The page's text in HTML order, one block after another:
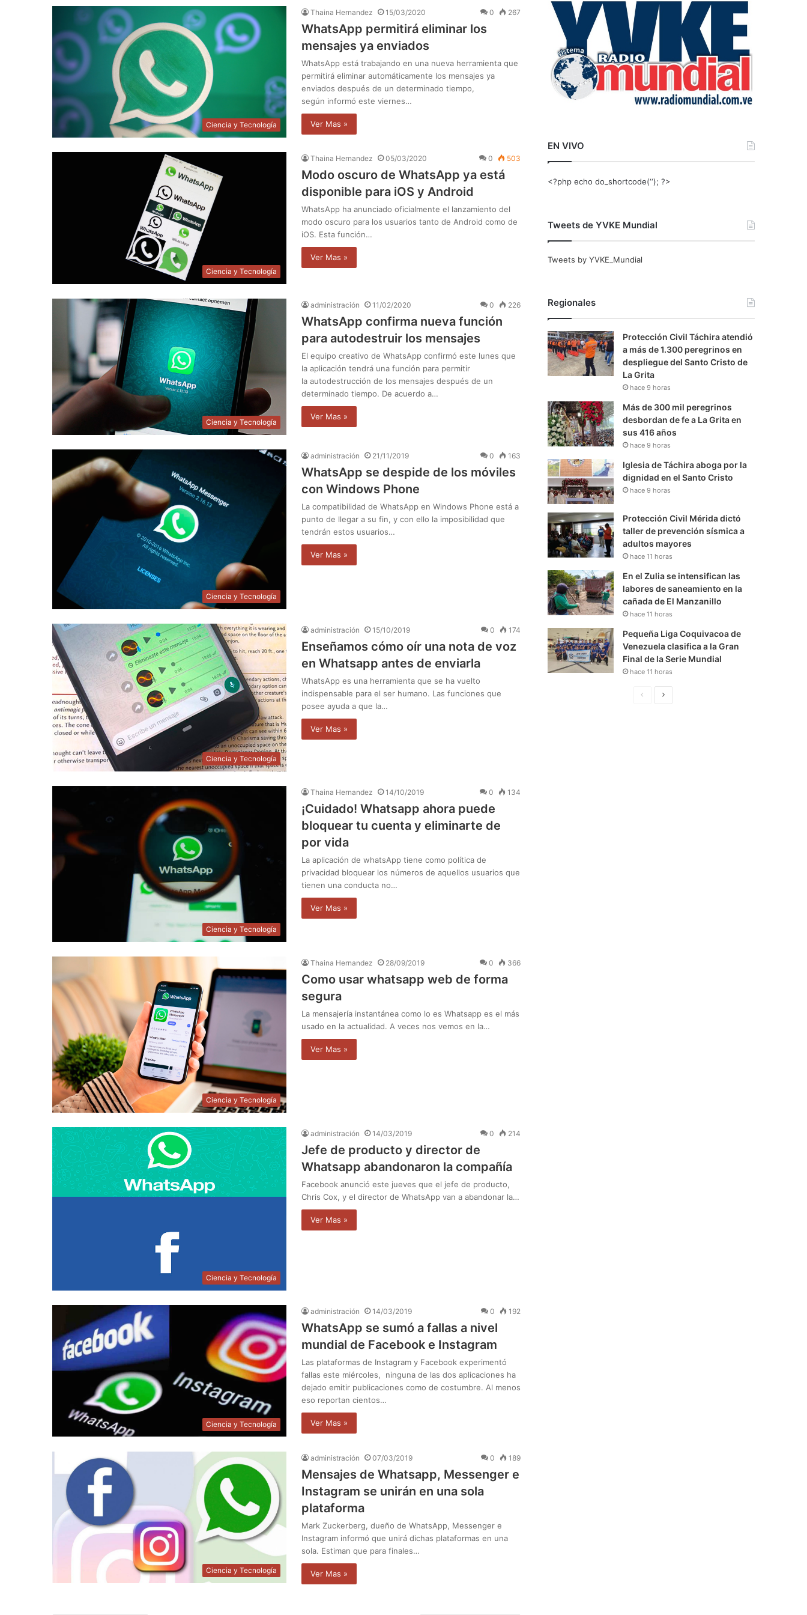
Ciencia y Tecnología
Thaina Hernandez 15/03/2020 0 267
WhatsApp permitirá eliminar los
mensajes ya enviados
WhatsApp está trabajando en una nueva herramienta que
permitirá eliminar automáticamente los mensajes ya
enviados después de un determinado tiempo,
según informó este viernes…
Ver Mas »
Ciencia y Tecnología
Thaina Hernandez 05/03/2020 0 503
Modo oscuro de WhatsApp ya está
disponible para iOS y Android
WhatsApp ha anunciado oficialmente el lanzamiento del
modo oscuro para los usuarios tanto de Android como de
iOS. Esta función…
Ver Mas »
Ciencia y Tecnología
administración 11/02/2020 0 226
WhatsApp confirma nueva función
para autodestruir los mensajes
El equipo creativo de WhatsApp confirmó este lunes que
la aplicación tendrá una función para permitir
la autodestrucción de los mensajes después de un
determinado tiempo. De acuerdo a…
Ver Mas »
Ciencia y Tecnología
administración 21/11/2019 0 163
WhatsApp se despide de los móviles
con Windows Phone
La compatibilidad de WhatsApp en Windows Phone está a
punto de llegar a su fin, y con ello la imposibilidad que
tendrán estos usuarios…
Ver Mas »
Ciencia y Tecnología
administración 15/10/2019 0 174
Enseñamos cómo oír una nota de voz
en Whatsapp antes de enviarla
WhatsApp es una herramienta que se ha vuelto
indispensable para el ser humano. Las funciones que
posee ayuda a que la…
Ver Mas »
Ciencia y Tecnología
Thaina Hernandez 14/10/2019 0 134
¡Cuidado! Whatsapp ahora puede
bloquear tu cuenta y eliminarte de
por vida
La aplicación de whatsApp tiene como política de
privacidad bloquear los números de aquellos usuarios que
tienen una conducta no…
Ver Mas »
Ciencia y Tecnología
Thaina Hernandez 28/09/2019 0 366
Como usar whatsapp web de forma
segura
La mensajería instantánea como lo es Whatsapp es el más
usado en la actualidad. A veces nos vemos en la…
Ver Mas »
Ciencia y Tecnología
administración 14/03/2019 0 214
Jefe de producto y director de
Whatsapp abandonaron la compañía
Facebook anunció este jueves que el jefe de producto,
Chris Cox, y el director de WhatsApp van a abandonar la…
Ver Mas »
Ciencia y Tecnología
administración 14/03/2019 0 192
WhatsApp se sumó a fallas a nivel
mundial de Facebook e Instagram
Las plataformas de Instagram y Facebook experimentó
fallas este miércoles, ninguna de las dos aplicaciones ha
dejado emitir publicaciones como de costumbre. Al menos
eso reportan cientos…
Ver Mas »
Ciencia y Tecnología
administración 07/03/2019 0 189
Mensajes de Whatsapp, Messenger e
Instagram se unirán en una sola
plataforma
Mark Zuckerberg, dueño de WhatsApp, Messenger e
Instagram informó que unirá dichas plataformas en una
sola. Estiman que para finales…
Ver Mas »
r
EN VIVO
<?php echo do_shortcode(‘‘); ?>
Tweets de YVKE Mundial
Tweets by YVKE_Mundial
Regionales
Protección Civil Táchira atendió
a más de 1.300 peregrinos en
despliegue del Santo Cristo de
La Grita
hace 9 horas
Más de 300 mil peregrinos
desbordan de fe a La Grita en
sus 416 años
hace 9 horas
Iglesia de Táchira aboga por la
dignidad en el Santo Cristo
hace 9 horas
Protección Civil Mérida dictó
taller de prevención sísmica a
adultos mayores
hace 11 horas
En el Zulia se intensifican las
labores de saneamiento en la
cañada de El Manzanillo
hace 11 horas
Pequeña Liga Coquivacoa de
Venezuela clasifica a la Gran
Final de la Serie Mundial
hace 11 horas
S